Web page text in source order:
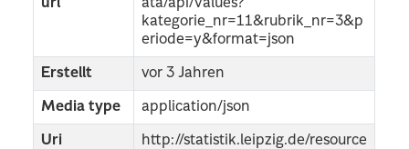
url
ata/api/values?
kategorie_nr=11&rubrik_nr=3&p
eriode=y&format=json
Erstellt vor 3 Jahren
Media type application/json
Uri
http://statistik.leipzig.de/resource